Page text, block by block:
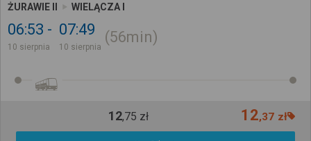
ŻURAWIE II WIELĄCZA I
06:53
10 sierpnia
07:49
10 sierpnia
56min
12,75 zł 12,37 zł